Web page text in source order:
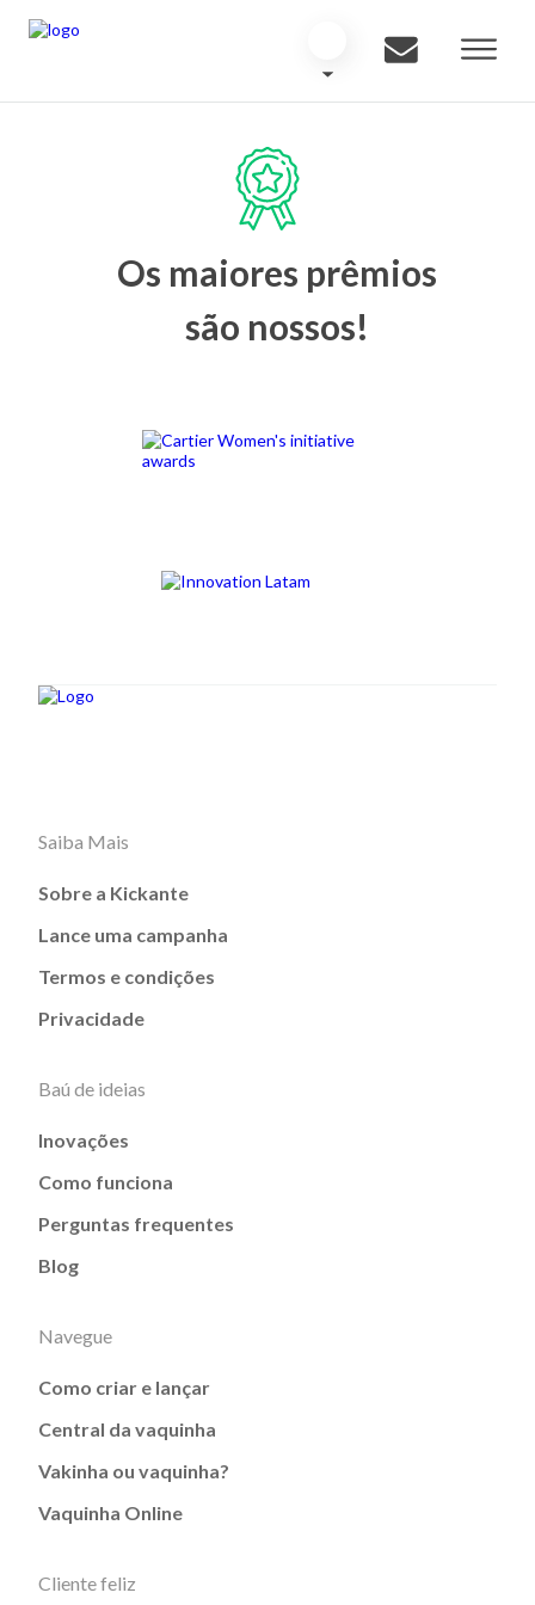
Os maiores prêmios
são nossos!
Saiba Mais
Sobre a Kickante
Lance uma campanha
Termos e condições
Privacidade
Baú de ideias
Inovações
Como funciona
Perguntas frequentes
Blog
Navegue
Como criar e lançar
Central da vaquinha
Vakinha ou vaquinha?
Vaquinha Online
Cliente feliz